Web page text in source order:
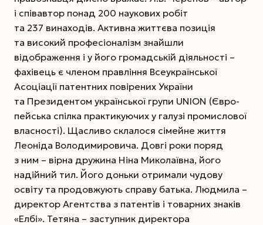
і співавтор понад 200 наукових робіт
та 237 винаходів. Активна життєва позиція
та високий професіоналізм знайшли
відображення і у його громадській діяльності –
фахівець є членом правління Всеукраїнської
Асоціації патентних повірених України
та Президентом української групи UNION (Євро­
пейська спілка практикуючих у галузі промислової
власності). Щасливо склалося сімейне життя
Лео­ніда Володи­ми­ро­вича. Довгі роки поряд
з ним – вірна дружина Ніна Микола­ївна, його
надійний тил. Його доньки отримали чудову
освіту та продовжують справу батька. Людмила –
директор Агентства з патентів і товарних знаків
«Елбі». Тетяна – заступник директора